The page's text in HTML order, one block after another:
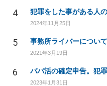
4 犯罪をした事がある人
2024年11月25日
5 事務所ライバーについて
2021年3月19日
6
2023年1月31日